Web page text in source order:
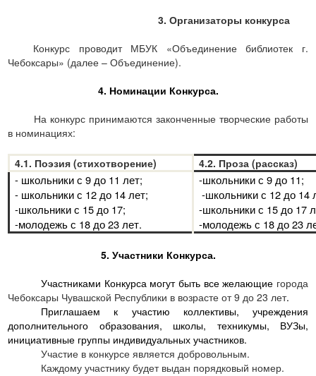
3. Организаторы конкурса
Конкурс проводит МБУК «Объединение библиотек г.
Чебоксары» (далее – Объединение).
4. Номинации Конкурса.
На конкурс принимаются законченные творческие работы
в номинациях:
4.1. Поэзия (стихотворение) 4.2. Проза (рассказ)
- школьники с 9 до 11 лет;
- школьники с 12 до 14 лет;
-школьники с 15 до 17;
-молодежь с 18 до 23 лет.
-школьники с 9 до 11;
-школьники с 12 до 14
-школьники с 15 до 17
-молодежь с 18 до 23
5. Участники Конкурса.
Участниками Конкурса могут быть все желающие города
Чебоксары Чувашской Республики в возрасте от 9 до 23 лет.
Приглашаем к участию коллективы, учреждения
дополнительного образования, школы, техникумы, ВУЗы,
инициативные группы индивидуальных участников.
Участие в конкурсе является добровольным.
Каждому участнику будет выдан порядковый номер.